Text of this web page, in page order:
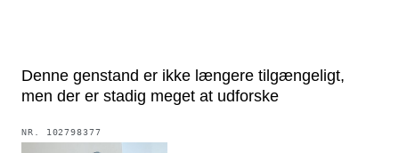
Denne genstand er ikke længere tilgængeligt,
men der er stadig meget at udforske
NR. 102798377